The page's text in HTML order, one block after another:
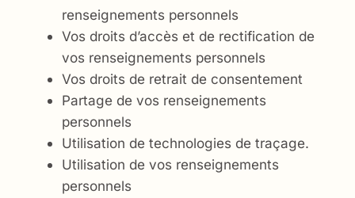
renseignements personnels
Vos droits d’accès et de rectification de
vos renseignements personnels
Vos droits de retrait de consentement
Partage de vos renseignements
personnels
Utilisation de technologies de traçage.
Utilisation de vos renseignements
personnels